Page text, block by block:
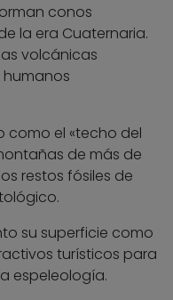
conos
la era Cuaternaria.
volcánicas
humanos
como el «techo del
de más de
restos fósiles de
su superficie como
turísticos para
espeleología.